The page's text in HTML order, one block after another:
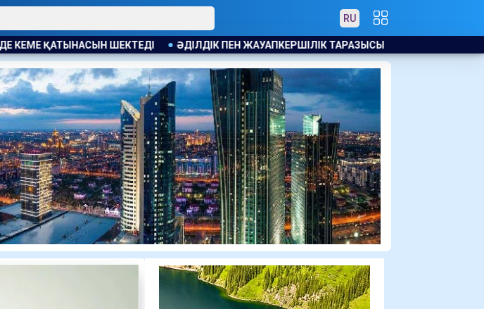
RU
ӘДІЛДІК ПЕН ЖАУАПКЕРШІЛІК ТАРАЗЫСЫ 17 МЛН ЕУРО ЖАЛАҚЫ МЕН ЖЕР ТЕЛІМІ: САЛАХ